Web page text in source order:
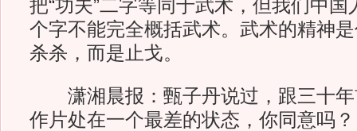
把“功夫”二字等同于武术，但我们中国
个字不能完全概括武术。武术的精神
杀杀，而是止戈。
潇湘晨报： 甄子丹说过，跟三十
作片处在一个最差的状态，你同意吗？